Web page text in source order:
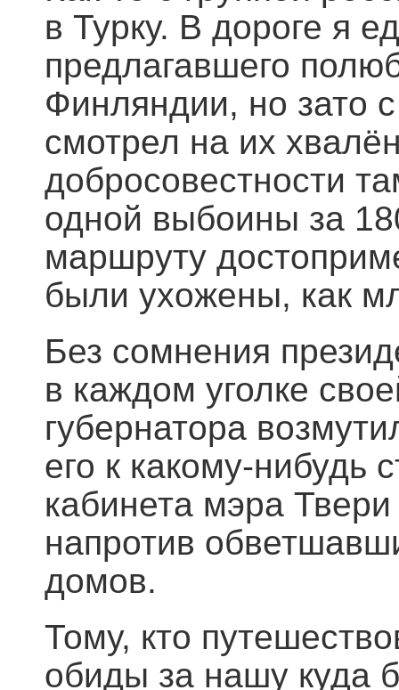
в Турку. В дороге я
предлагавшего
Финляндии, но зато
смотрел на их
добросовестности
одной выбоины за
маршруту
были ухожены, как
Без сомнения
в каждом уголке
губернатора
его к какому-нибудь
кабинета мэра
напротив
домов.
Тому, кто
обиды за нашу куда